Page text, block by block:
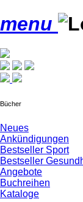
menu
Bücher
Neues
Ankündigungen
Bestseller Sport
Bestseller
Angebote
Buchreihen
Kataloge